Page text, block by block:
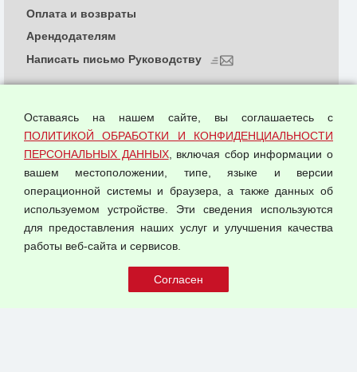
© 2026 ООО "Феникс"
Политика обработки и конфиденциальности
персональных данных
Согласием на обработку персональных данных
Оферта оптовой купли-продажи
Публичная оферта
Оплата и возвраты
Арендодателям
Написать письмо Руководству
Оставаясь на нашем сайте, вы соглашаетесь с
ПОЛИТИКОЙ ОБРАБОТКИ И КОНФИДЕНЦИАЛЬНОСТИ
ПЕРСОНАЛЬНЫХ ДАННЫХ, включая сбор информации о
вашем местоположении, типе, языке и версии
операционной системы и браузера, а также данных об
используемом устройстве. Эти сведения используются
для предоставления наших услуг и улучшения качества
работы веб-сайта и сервисов.